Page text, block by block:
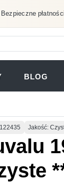
Bezpieczne płatności
BLOG
Jakość: